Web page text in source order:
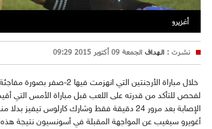
أغزيرو
نشرت : الهداف الجمعة 09 أكتوبر 2015 09:29
خلال مباراة الأرجنتين التي انهزمت فيها 2-صفر بصورة مفاجئة أمام الإكوادور الليلة الماضية،
لفحص للتأكد من قدرته على اللعب قبل مباراة الأمس التي
الإصابة بعد مرور 24 دقيقة فقط وشارك كارلوس تيفيز بدلا منه،
أغويرو سيغيب عن المواجهة المقبلة في أسونسيون نتيجة هذه